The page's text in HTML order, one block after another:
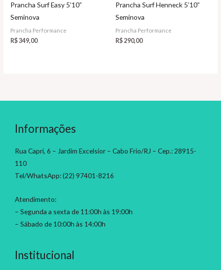
Prancha Surf Easy 5’10”
Seminova
Prancha Performance
R$349,00
Prancha Surf Henneck 5’10”
Seminova
Prancha Performance
R$ 290,00
Informações
Rua Capri, 6 – Jardim Excelsior – Cabo Frio/RJ – Cep.: 28915-
110
Tel/WhatsApp: (22) 97401-8216
Atendimento:
– Segunda a sexta de 11:00h às 19:00h
– Sábado de 10:00h às 14:00h
Institucional